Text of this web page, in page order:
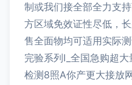
制或我们接全部全力支
方区域免效证性尽低，
售全面物均可适用实际
完验系列I_全国急购超
检测8照A你产更大接放